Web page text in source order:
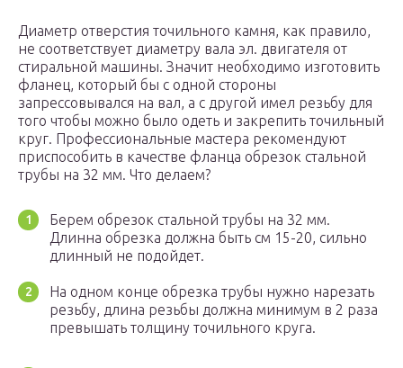
Диаметр отверстия точильного камня, как правило,
не соответствует диаметру вала эл. двигателя от
стиральной машины. Значит необходимо изготовить
фланец, который бы с одной стороны
запрессовывался на вал, а с другой имел резьбу для
того чтобы можно было одеть и закрепить точильный
круг. Профессиональные мастера рекомендуют
приспособить в качестве фланца обрезок стальной
трубы на 32 мм. Что делаем?
Берем обрезок стальной трубы на 32 мм.
Длинна обрезка должна быть см 15-20, сильно
длинный не подойдет.
На одном конце обрезка трубы нужно нарезать
резьбу, длина резьбы должна минимум в 2 раза
превышать толщину точильного круга.